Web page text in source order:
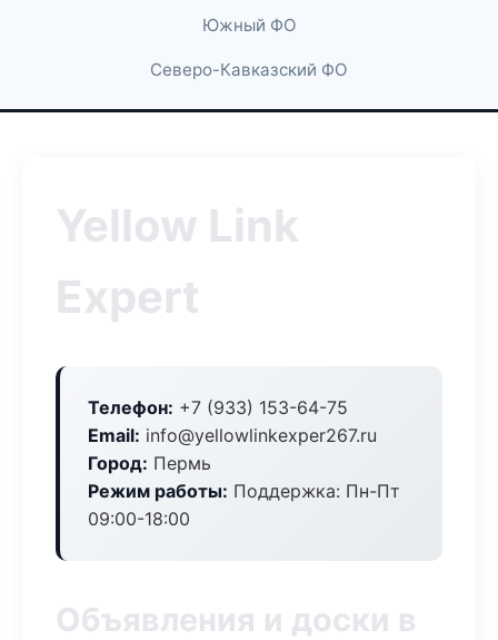
Южный ФО
Северо-Кавказский ФО
Yellow Link
Expert
Телефон: +7 (933) 153-64-75
Email: info@yellowlinkexper267.ru
Город: Пермь
Режим работы: Поддержка: Пн-Пт
09:00-18:00
Объявления и доски в